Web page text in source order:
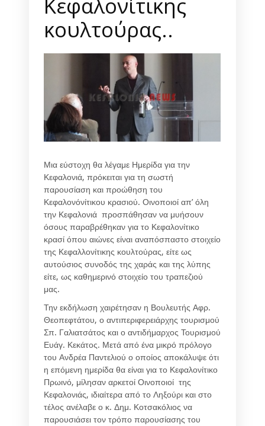
κουλτούρας..
Μια εύστοχη θα λέγαμε Ημερίδα για την
Κεφαλονιά, πρόκειται για τη σωστή
παρουσίαση και προώθηση του
Κεφαλονόνίτικου κρασιού. Οινοποιοί απ’ όλη
την Κεφαλονιά προσπάθησαν να μυήσουν
όσους παραβρέθηκαν για το Κεφαλονίτικο
κρασί όπου αιώνες είναι αναπόσπαστο στοιχείο
της Κεφαλλονίτικης κουλτούρας, είτε ως
αυτούσιος συνοδός της χαράς και της λύπης
είτε, ως καθημερινό στοιχείο του τραπεζιού
μας.
Την εκδήλωση χαιρέτησαν η Βουλευτής Αφρ.
Θεοπεφτάτου, ο αντιπεριφερειάρχης τουρισμού
Σπ. Γαλιατσάτος και ο αντιδήμαρχος Τουρισμού
Ευάγ. Κεκάτος. Μετά από ένα μικρό πρόλογο
του Ανδρέα Παντελιού ο οποίος αποκάλυψε ότι
η επόμενη ημερίδα θα είναι για το Κεφαλονίτικο
Πρωινό, μίλησαν αρκετοί Οινοποιοί της
Κεφαλονιάς, ιδιαίτερα από το Ληξούρι και στο
τέλος ανέλαβε ο κ. Δημ. Κοτσακόλιος να
παρουσιάσει τον τρόπο παρουσίασης του